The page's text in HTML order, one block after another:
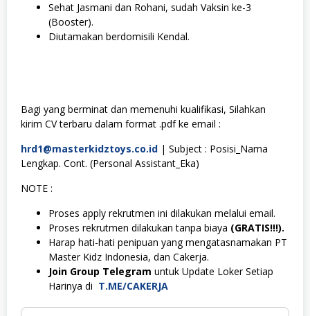
Sehat Jasmani dan Rohani, sudah Vaksin ke-3
(Booster).
Diutamakan berdomisili Kendal.
Bagi yang berminat dan memenuhi kualifikasi, Silahkan
kirim CV terbaru dalam format .pdf ke email :
hrd1@masterkidztoys.co.id | Subject : Posisi_Nama
Lengkap. Cont. (Personal Assistant_Eka)
NOTE :
Proses apply rekrutmen ini dilakukan melalui email.
Proses rekrutmen dilakukan tanpa biaya (GRATIS!!!).
Harap hati-hati penipuan yang mengatasnamakan PT
Master Kidz Indonesia, dan Cakerja.
Join Group Telegram untuk Update Loker Setiap
Harinya di T.ME/CAKERJA